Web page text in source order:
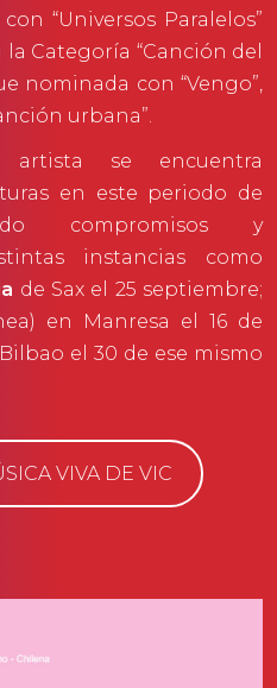
“Universos Paralelos”
Categoría “Canción del
nominada con “Vengo”,
urbana”.
se encuentra
en este periodo de
compromisos y
instancias como
de Sax el 25 septiembre;
en Manresa el 16 de
el 30 de ese mismo
VIVA DE VIC